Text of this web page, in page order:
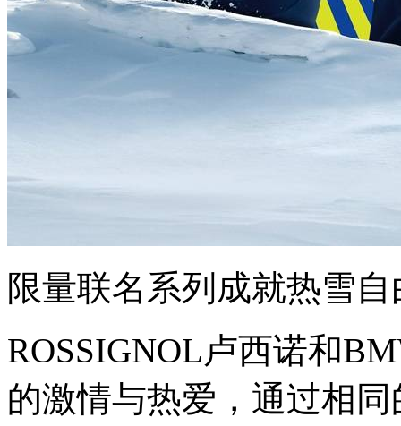
限量联名系列成就热雪
ROSSIGNOL卢西诺和
的激情与热爱，通过相